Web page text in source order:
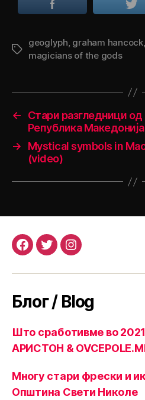
Tags
geoglyph, graham hancock,
magicians of the gods
←
Стари разгледници
Република Македонија
→
Mystical symbols in
(video)
Facebook
TwitterInstagram
Блог / Blog
Што сработивме во
АРИСТОН &
Многу стари фрески и
Општина Свети Николе